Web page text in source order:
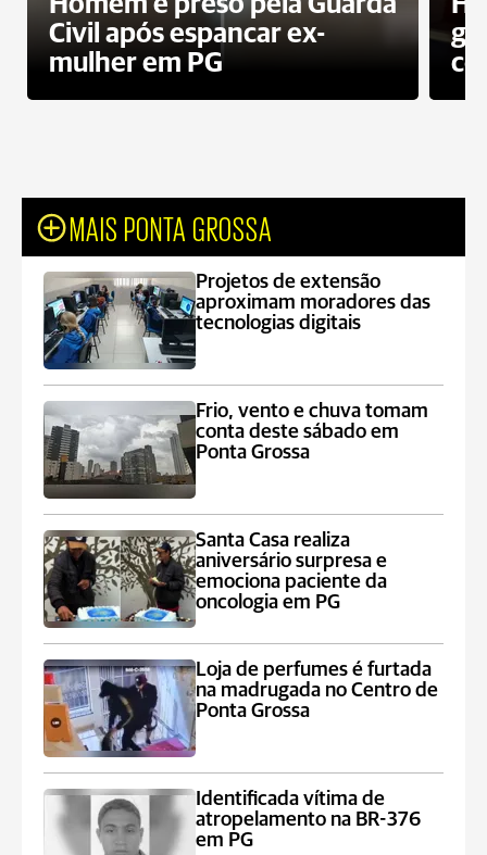
Civil após espancar ex-
mulher em PG
MAIS PONTA GROSSA
Projetos de extensão
aproximam moradores das
tecnologias digitais
Frio, vento e chuva tomam
conta deste sábado em
Ponta Grossa
Santa Casa realiza
aniversário surpresa e
emociona paciente da
oncologia em PG
Loja de perfumes é furtada
na madrugada no Centro de
Ponta Grossa
Identificada vítima de
atropelamento na BR-376
em PG